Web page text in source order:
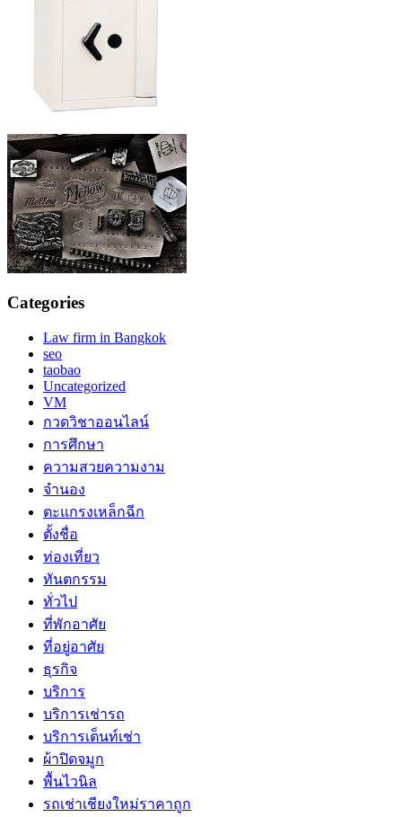
Categories
Law firm in Bangkok
seo
taobao
Uncategorized
VM
กวดวิชาออนไลน์
การศึกษา
ความสวยความงาม
จำนอง
ตะแกรงเหล็กฉีก
ตั้งชื่อ
ท่องเที่ยว
ทันตกรรม
ทั่วไป
ที่พักอาศัย
ที่อยู่อาศัย
ธุรกิจ
บริการ
บริการเช่ารถ
บริการเต็นท์เช่า
ผ้าปิดจมูก
พื้นไวนิล
รถเช่าเชียงใหม่ราคาถูก